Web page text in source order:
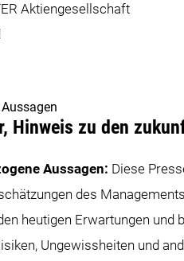
Aktiengesellschaft
Hinweis zu den
Aussagen: Diese
des
heutigen Erwartungen
Ungewissheiten und